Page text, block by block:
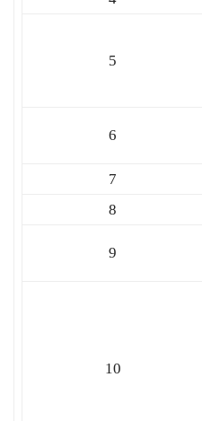
5
6
7
8
9
10